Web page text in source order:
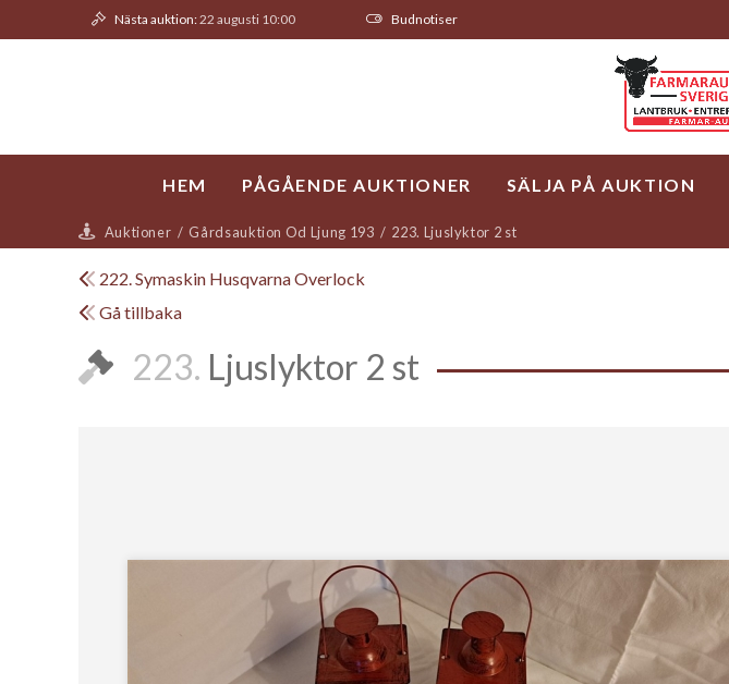
Nästa auktion:22 augusti 10:00 Budnotiser
HEM PÅGÅENDE AUKTIONER SÄLJA PÅ AUKTION
Auktioner / Gårdsauktion Od Ljung 193 / 223. Ljuslyktor 2 st
222. Symaskin Husqvarna Overlock
Gå tillbaka
223. Ljuslyktor 2 st